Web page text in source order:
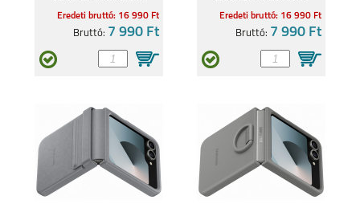
Eredeti bruttó: 16 990 Ft
Bruttó: 7 990 Ft
Eredeti bruttó: 16 990 Ft
Bruttó: 7 990 Ft